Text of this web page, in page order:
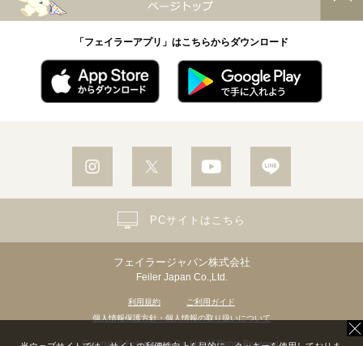
「フェイラーアプリ」はこちらからダウンロード
フェイラージャパン株式会社
Feiler Japan Co.,Ltd.
利用規約
ご利用ガイド
個人情報保護方針・個人情報の取り扱いについて
Copyright© Feiler Japan Co.,Ltd. All Rights Reserved.
PCサイトはこちら